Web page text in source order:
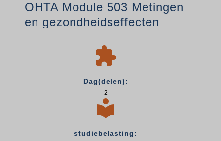
OHTA Module 503 Metingen
en gezondheidseffecten

Dag(delen):
2

studiebelasting: